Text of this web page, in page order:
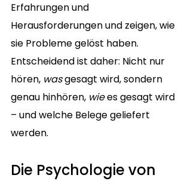
Erfahrungen und
Herausforderungen und zeigen, wie
sie Probleme gelöst haben.
Entscheidend ist daher: Nicht nur
hören, was gesagt wird, sondern
genau hinhören, wie es gesagt wird
– und welche Belege geliefert
werden.
Die Psychologie von